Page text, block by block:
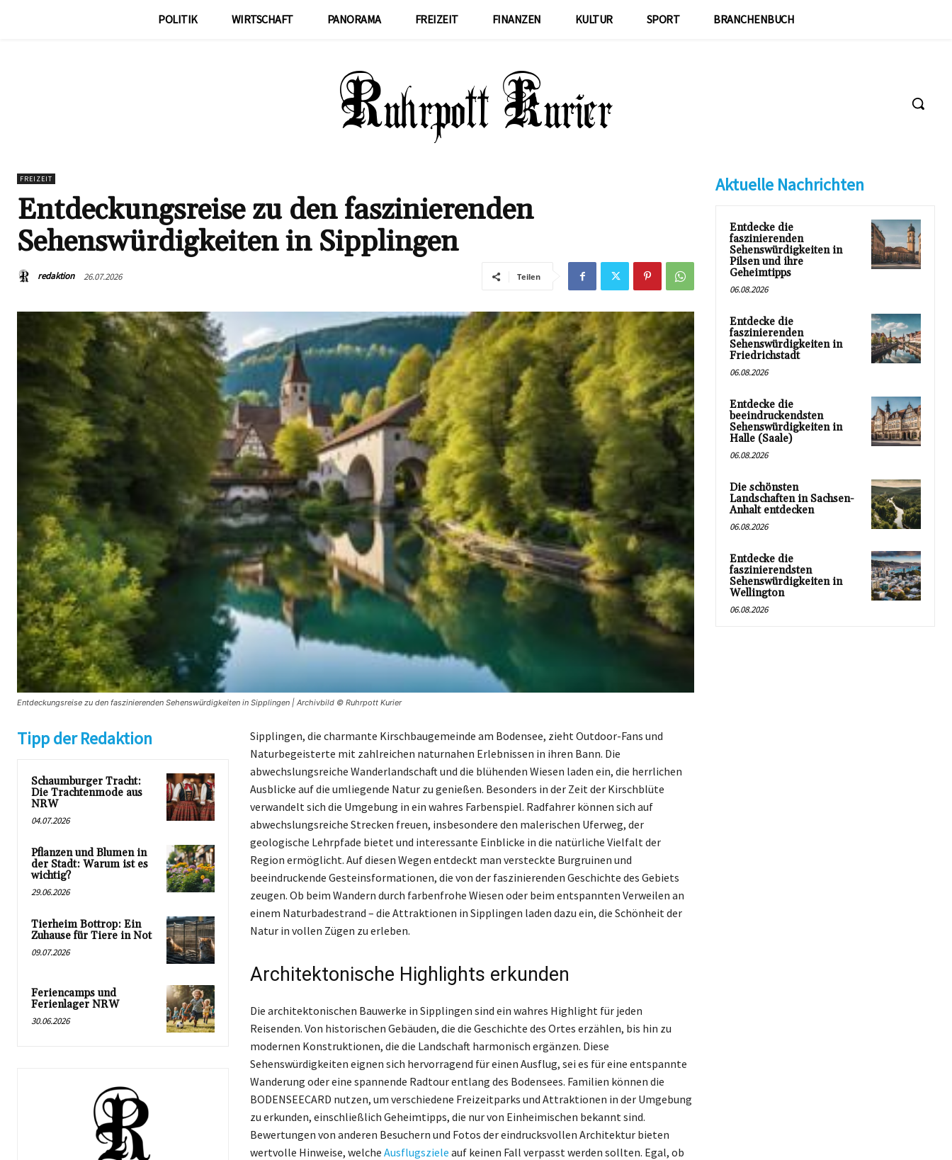
POLITIK WIRTSCHAFT PANORAMA FREIZEIT FINANZEN KULTUR SPORT BRANCHENBUCH
FREIZEIT
Entdeckungsreise zu den faszinierenden
Sehenswürdigkeiten in Sipplingen
redaktion 26.07.2026 Teilen
Entdeckungsreise zu den faszinierenden Sehenswürdigkeiten in Sipplingen | Archivbild © Ruhrpott Kurier
Tipp der Redaktion
Schaumburger Tracht:
Die Trachtenmode aus
NRW
04.07.2026
Pflanzen und Blumen in
der Stadt: Warum ist es
wichtig?
29.06.2026
Tierheim Bottrop: Ein
Zuhause für Tiere in Not
09.07.2026
Feriencamps und
Ferienlager NRW
30.06.2026
Sipplingen, die charmante Kirschbaugemeinde am Bodensee, zieht Outdoor-Fans und
Naturbegeisterte mit zahlreichen naturnahen Erlebnissen in ihren Bann. Die
abwechslungsreiche Wanderlandschaft und die blühenden Wiesen laden ein, die herrlichen
Ausblicke auf die umliegende Natur zu genießen. Besonders in der Zeit der Kirschblüte
verwandelt sich die Umgebung in ein wahres Farbenspiel. Radfahrer können sich auf
abwechslungsreiche Strecken freuen, insbesondere den malerischen Uferweg, der
geologische Lehrpfade bietet und interessante Einblicke in die natürliche Vielfalt der
Region ermöglicht. Auf diesen Wegen entdeckt man versteckte Burgruinen und
beeindruckende Gesteinsformationen, die von der faszinierenden Geschichte des Gebiets
zeugen. Ob beim Wandern durch farbenfrohe Wiesen oder beim entspannten Verweilen an
einem Naturbadestrand – die Attraktionen in Sipplingen laden dazu ein, die Schönheit der
Natur in vollen Zügen zu erleben.
Architektonische Highlights erkunden
Die architektonischen Bauwerke in Sipplingen sind ein wahres Highlight für jeden
Reisenden. Von historischen Gebäuden, die die Geschichte des Ortes erzählen, bis hin zu
modernen Konstruktionen, die die Landschaft harmonisch ergänzen. Diese
Sehenswürdigkeiten eignen sich hervorragend für einen Ausflug, sei es für eine entspannte
Wanderung oder eine spannende Radtour entlang des Bodensees. Familien können die
BODENSEECARD nutzen, um verschiedene Freizeitparks und Attraktionen in der Umgebung
zu erkunden, einschließlich Geheimtipps, die nur von Einheimischen bekannt sind.
Bewertungen von anderen Besuchern und Fotos der eindrucksvollen Architektur bieten
wertvolle Hinweise, welche Ausflugsziele auf keinen Fall verpasst werden sollten. Egal, ob
Aktuelle Nachrichten
Entdecke die
faszinierenden
Sehenswürdigkeiten in
Pilsen und ihre
Geheimtipps
06.08.2026
Entdecke die
faszinierenden
Sehenswürdigkeiten in
Friedrichstadt
06.08.2026
Entdecke die
beeindruckendsten
Sehenswürdigkeiten in
Halle (Saale)
06.08.2026
Die schönsten
Landschaften in Sachsen-
Anhalt entdecken
06.08.2026
Entdecke die
faszinierendsten
Sehenswürdigkeiten in
Wellington
06.08.2026